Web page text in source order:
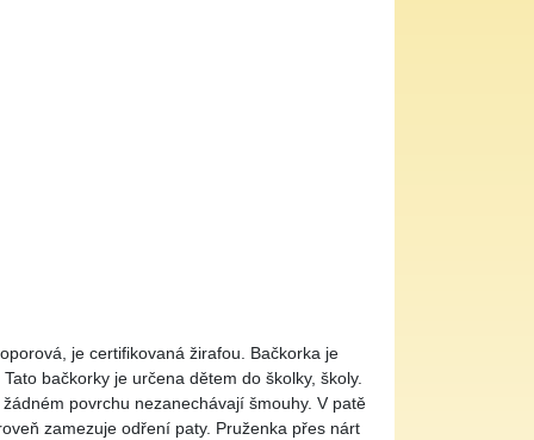
je certifikovaná žirafou. Bačkorka je
bačkorky je určena dětem do školky, školy.
povrchu nezanechávají šmouhy. V patě
zamezuje odření paty. Pruženka přes nárt